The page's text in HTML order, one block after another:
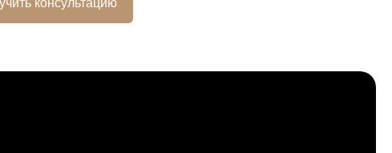
консультацию